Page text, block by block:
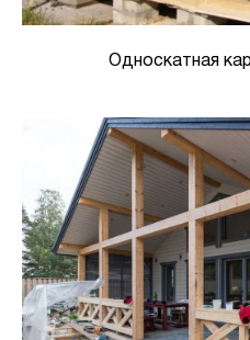
Односкатная